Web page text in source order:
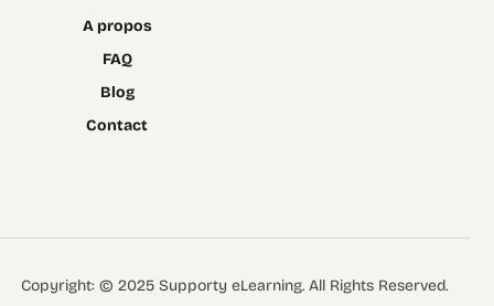
A propos
FAQ
Blog
Contact
Copyright: © 2025 Supporty eLearning. All Rights Reserved.